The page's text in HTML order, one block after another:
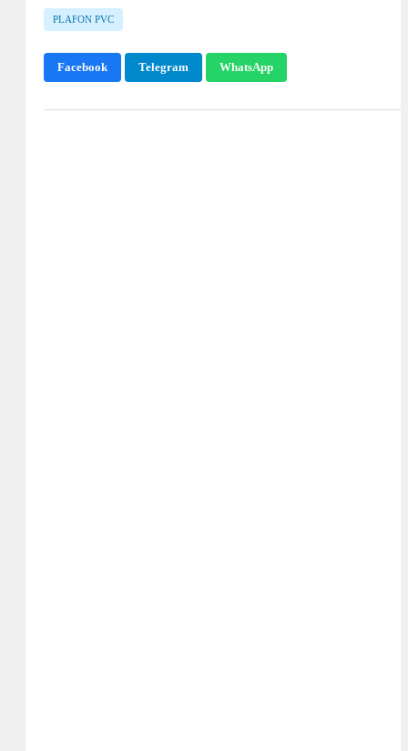
PLAFON PVC
Facebook Telegram WhatsApp